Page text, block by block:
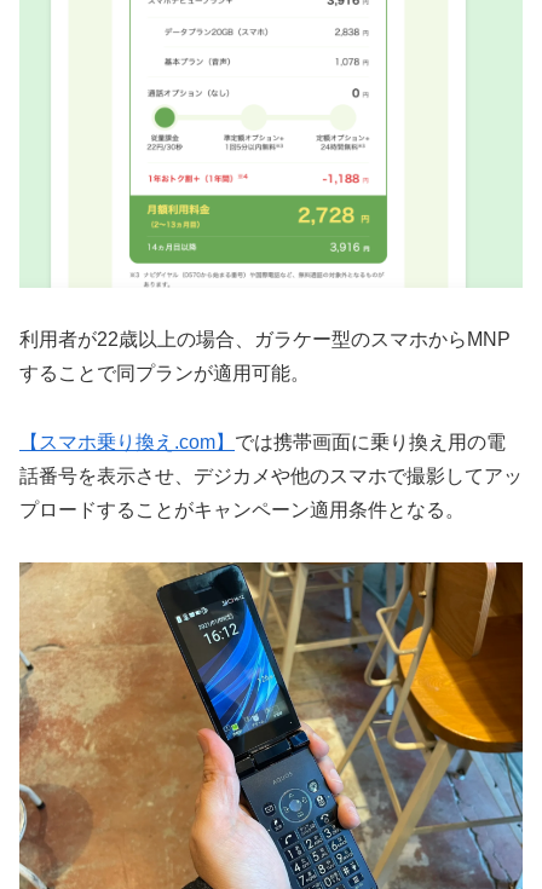
利用者が22歳以上の場合、ガラケー型のスマホからMNP
することで同プランが適用可能。
【スマホ乗り換え.com】 では携帯画面に乗り換え用の電
話番号を表示させ、デジカメや他のスマホで撮影してアッ
プロードすることがキャンペーン適用条件となる。